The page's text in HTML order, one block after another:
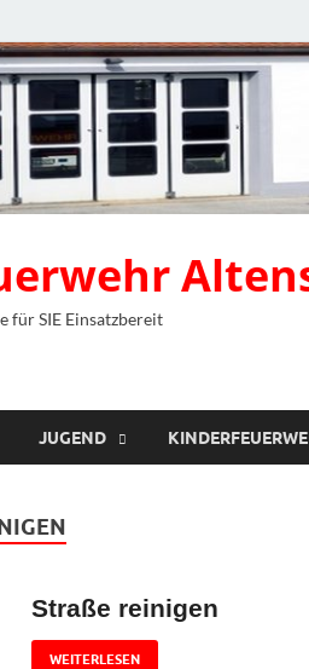
für SIE Einsatzbereit
JUGEND
Straße reinigen
WEITERLESEN